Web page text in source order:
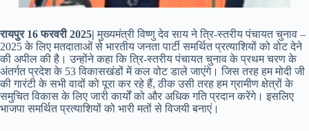
रायपुर 16 फरवरी 2025| मुख्यमंत्री विष्णु देव साय ने त्रि-स्तरीय पंचायत चुनाव –
2025 के लिए मतदाताओं से भारतीय जनता पार्टी समर्थित प्रत्याशियों को वोट देने
की अपील की है। उन्होंने कहा कि त्रि-स्तरीय पंचायत चुनाव के प्रथम चरण के
अंतर्गत प्रदेश के 53 विकासखंडों में कल वोट डाले जाएंगे। जिस तरह हम मोदी जी
की गारंटी के सभी वादों को पूरा कर रहे हैं, ठीक उसी तरह हम ग्रामीण क्षेत्रों के
समुचित विकास के लिए जारी कार्यों को और अधिक गति प्रदान करेंगे। इसलिए
भाजपा समर्थित प्रत्याशियों को भारी मतों से विजयी बनाएं।